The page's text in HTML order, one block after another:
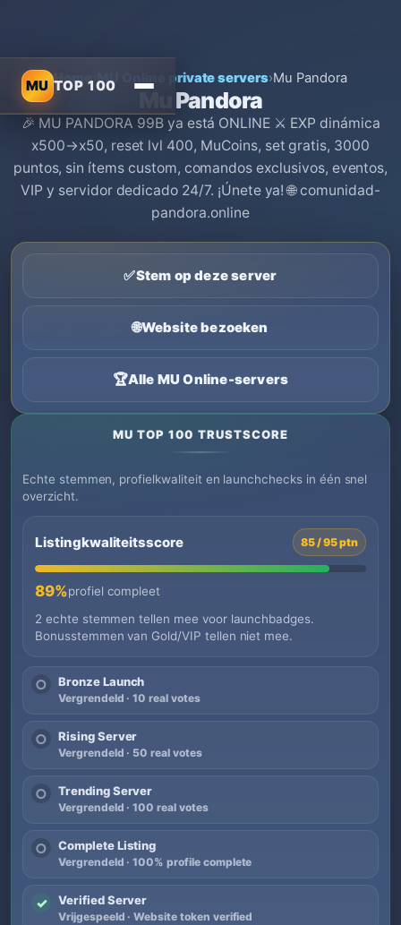
MU TOP 100
Home›MU Online private servers›Mu Pandora
Mu Pandora
🎉 MU PANDORA 99B ya está ONLINE ⚔️ EXP dinámica
x500→x50, reset lvl 400, MuCoins, set gratis, 3000
puntos, sin ítems custom, comandos exclusivos, eventos,
VIP y servidor dedicado 24/7. ¡Únete ya! 🌐 comunidad-
pandora.online
✅Stem op deze server
🌐Website bezoeken
🏆Alle MU Online-servers
MU TOP 100 TRUSTSCORE
Echte stemmen, profielkwaliteit en launchchecks in één snel
overzicht.
Listingkwaliteitsscore 85 / 95 ptn
89%profiel compleet
2 echte stemmen tellen mee voor launchbadges.
Bonusstemmen van Gold/VIP tellen niet mee.
○ Bronze Launch
Vergrendeld · 10 real votes
○ Rising Server
Vergrendeld · 50 real votes
○ Trending Server
Vergrendeld · 100 real votes
○ Complete Listing
Vergrendeld · 100% profile complete
✓ Verified Server
Vrijgespeeld · Website token verified